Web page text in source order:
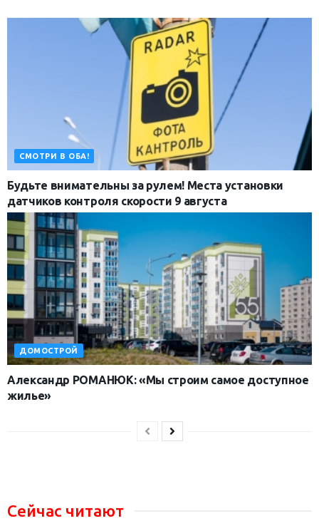
СМОТРИ В ОБА!
Будьте внимательны за рулем! Места установки
датчиков контроля скорости 9 августа
ДОМОСТРОЙ
Александр РОМАНЮК: «Мы строим самое доступное
жилье»
Сейчас читают